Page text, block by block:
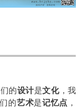
的设计是文化，我
的艺术是记忆点 ，